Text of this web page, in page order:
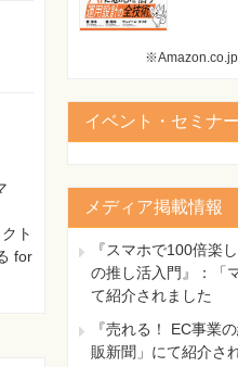
ト
for
※Amazon.co.jp
イベント・セミナ
メディア掲載情報
『スマホで100倍楽
の推し活入門』：「
て紹介されました
『売れる！ EC事業
販新聞」にて紹介さ